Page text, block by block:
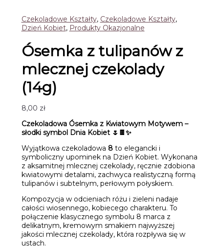
Czekoladowe Kształty, Czekoladowe Kształty,
Dzień Kobiet, Produkty Okazjonalne
Ósemka z tulipanów z
mlecznej czekolady
(14g)
8,00 zł
Czekoladowa Ósemka z Kwiatowym Motywem –
słodki symbol Dnia Kobiet 🌷🍫✨
Wyjątkowa czekoladowa 8to elegancki i
symboliczny upominek na Dzień Kobiet. Wykonana
z aksamitnej mlecznej czekolady, ręcznie zdobiona
kwiatowymi detalami, zachwyca realistyczną formą
tulipanów i subtelnym, perłowym połyskiem.
Kompozycja w odcieniach różu i zieleni nadaje
całości wiosennego, kobiecego charakteru. To
połączenie klasycznego symbolu 8 marca z
delikatnym, kremowym smakiem najwyższej
jakości mlecznej czekolady, która rozpływa się w
ustach.